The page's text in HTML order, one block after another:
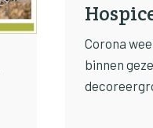
Corona
binnen